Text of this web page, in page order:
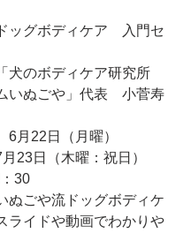
ッグボディケア　入門セ
犬のボディケア研究所
いぬごや」代表　小菅寿
6月22日（月曜）
23日（木曜：祝日）
30
ぬごや流ドッグボディケ
ライドや動画でわかりや